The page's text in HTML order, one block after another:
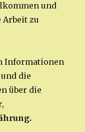
und
Arbeit zu
Informationen
die
über die
,